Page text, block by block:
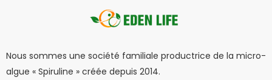
Nous sommes une société familiale productrice de la micro-
algue « Spiruline » créée depuis 2014.